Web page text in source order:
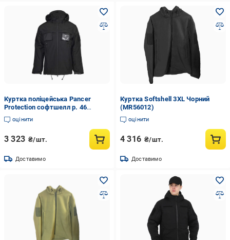
Куртка поліцейська Pancer
Protection софтшелл р. 46
Чорний (292333646)
оцінити
3 323 ₴/шт.
Доставимо
Куртка Softshell 3XL Чорний
(MR56012)
оцінити
4 316 ₴/шт.
Доставимо